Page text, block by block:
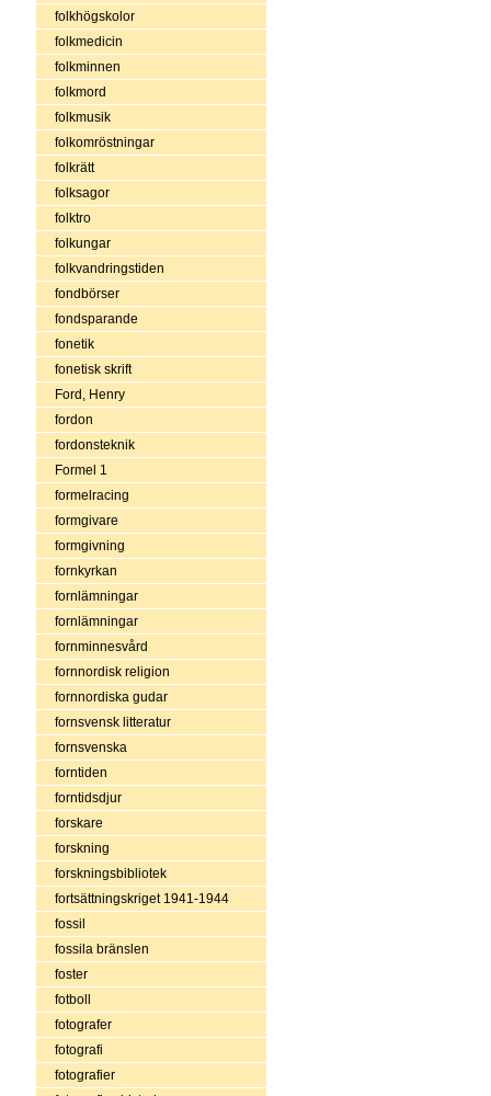
folkhögskolor
folkmedicin
folkminnen
folkmord
folkmusik
folkomröstningar
folkrätt
folksagor
folktro
folkungar
folkvandringstiden
fondbörser
fondsparande
fonetik
fonetisk skrift
Ford, Henry
fordon
fordonsteknik
Formel 1
formelracing
formgivare
formgivning
fornkyrkan
fornlämningar
fornlämningar
fornminnesvård
fornnordisk religion
fornnordiska gudar
fornsvensk litteratur
fornsvenska
forntiden
forntidsdjur
forskare
forskning
forskningsbibliotek
fortsättningskriget 1941-1944
fossil
fossila bränslen
foster
fotboll
fotografer
fotografi
fotografier